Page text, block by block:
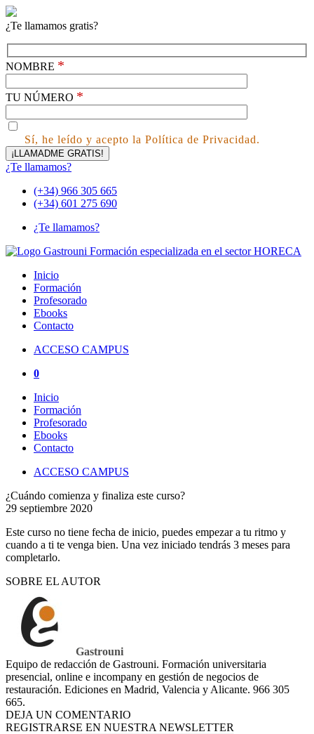
¿Te llamamos gratis?
NOMBRE *
TU NÚMERO *
Sí, he leído y acepto la Política de Privacidad.
¿Te llamamos?
(+34) 966 305 665
(+34) 601 275 690
¿Te llamamos?
Inicio
Formación
Profesorado
Ebooks
Contacto
ACCESO CAMPUS
0
Inicio
Formación
Profesorado
Ebooks
Contacto
ACCESO CAMPUS
¿Cuándo comienza y finaliza este curso?
29 septiembre 2020
Este curso no tiene fecha de inicio, puedes empezar a tu ritmo y
cuando a ti te venga bien. Una vez iniciado tendrás 3 meses para
completarlo.
SOBRE EL AUTOR
Gastrouni
Equipo de redacción de Gastrouni. Formación universitaria
presencial, online e incompany en gestión de negocios de
restauración. Ediciones en Madrid, Valencia y Alicante. 966 305
665.
DEJA UN COMENTARIO
REGISTRARSE EN NUESTRA NEWSLETTER